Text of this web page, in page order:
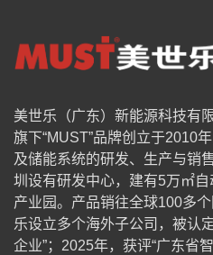
美世乐（广东）新能源科技有
旗下“MUST”品牌创立于2010
及储能系统的研发、生产与销
圳设有研发中心，建有5万㎡
产业园。产品销往全球100多
乐设立多个海外子公司，被认
企业”；2025年，获评“广东省